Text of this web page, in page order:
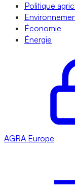
Politique
Économie
Énergie
AGRA Europe